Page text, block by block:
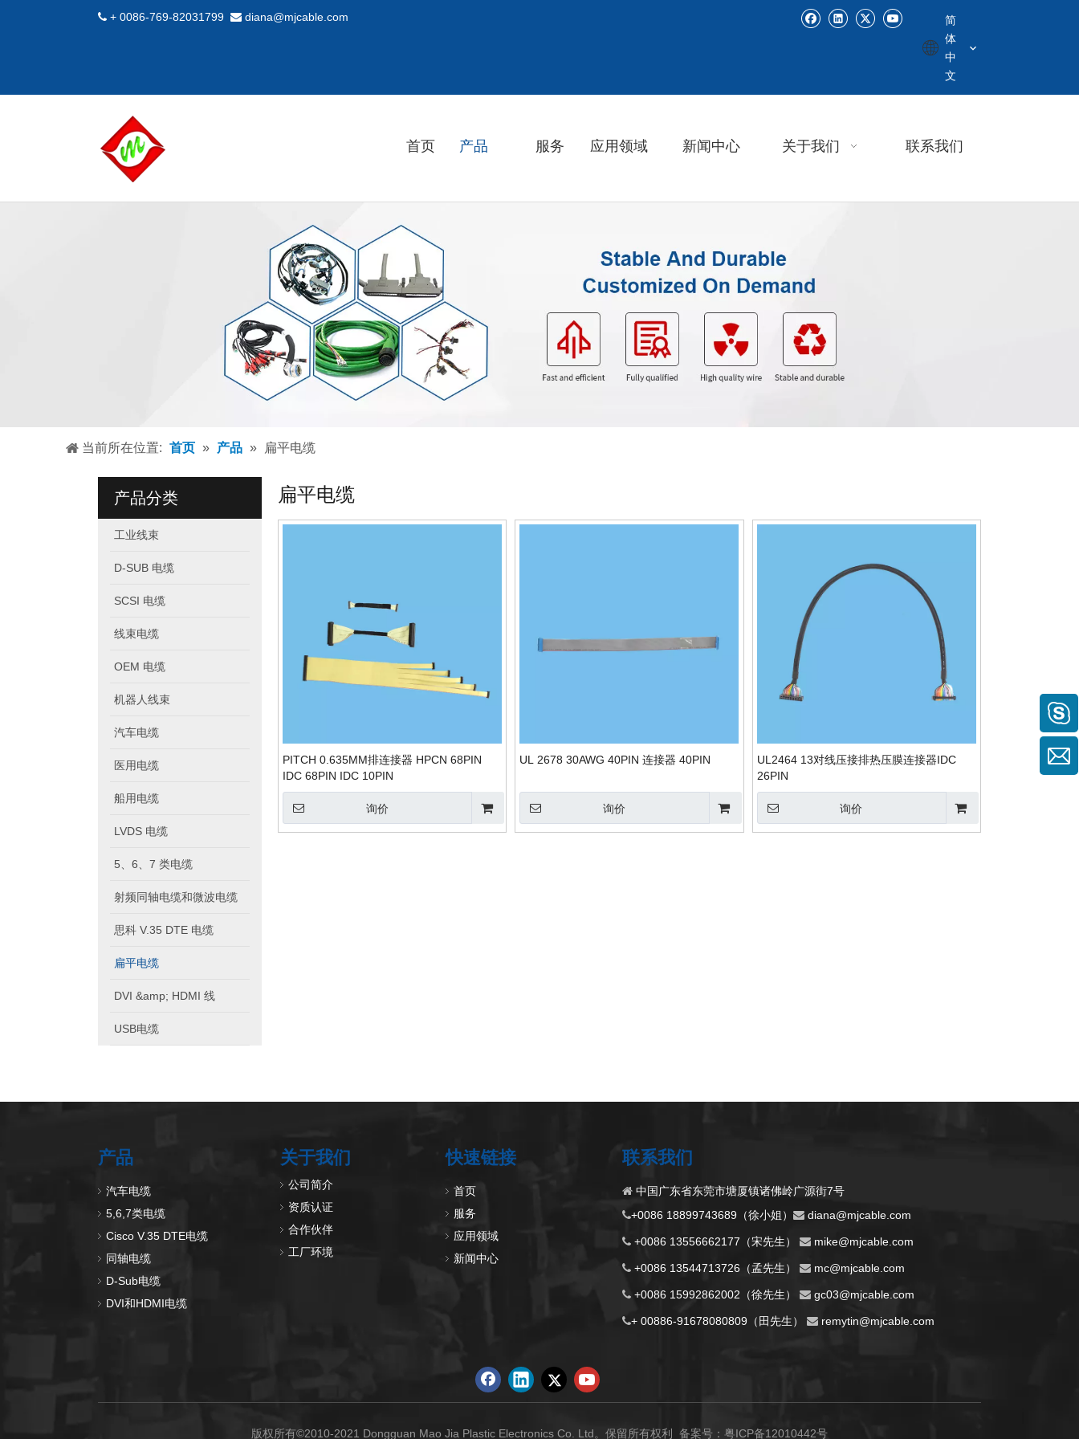
 + 0086-769-82031799  diana@mjcable.com
简
体
中
文
首页 产品 服务 应用领域 新闻中心 关于我们 联系我们
当前所在位置: 首页 » 产品 » 扁平电缆
产品分类
工业线束
D-SUB 电缆
SCSI 电缆
线束电缆
OEM 电缆
机器人线束
汽车电缆
医用电缆
船用电缆
LVDS 电缆
5、6、7 类电缆
射频同轴电缆和微波电缆
思科 V.35 DTE 电缆
扁平电缆
DVI &amp; HDMI 线
USB电缆
扁平电缆
PITCH 0.635MM排连接器 HPCN 68PIN
IDC 68PIN IDC 10PIN
询价
UL 2678 30AWG 40PIN 连接器 40PIN
询价
UL2464 13对线压接排热压膜连接器IDC
26PIN
询价
产品
汽车电缆
5,6,7类电缆
Cisco V.35 DTE电缆
同轴电缆
D-Sub电缆
DVI和HDMI电缆
关于我们
公司简介
资质认证
合作伙伴
工厂环境
快速链接
首页
服务
应用领域
新闻中心
联系我们
 中国广东省东莞市塘厦镇诸佛岭广源街7号
+0086 18899743689（徐小姐） diana@mjcable.com
 +0086 13556662177（宋先生）  mike@mjcable.com
 +0086 13544713726（孟先生）  mc@mjcable.com
 +0086 15992862002（徐先生）  gc03@mjcable.com
+ 00886-91678080809（田先生）  remytin@mjcable.com
版权所有©2010-2021 Dongguan Mao Jia Plastic Electronics Co. Ltd。保留所有权利 备案号： 粤ICP备12010442号